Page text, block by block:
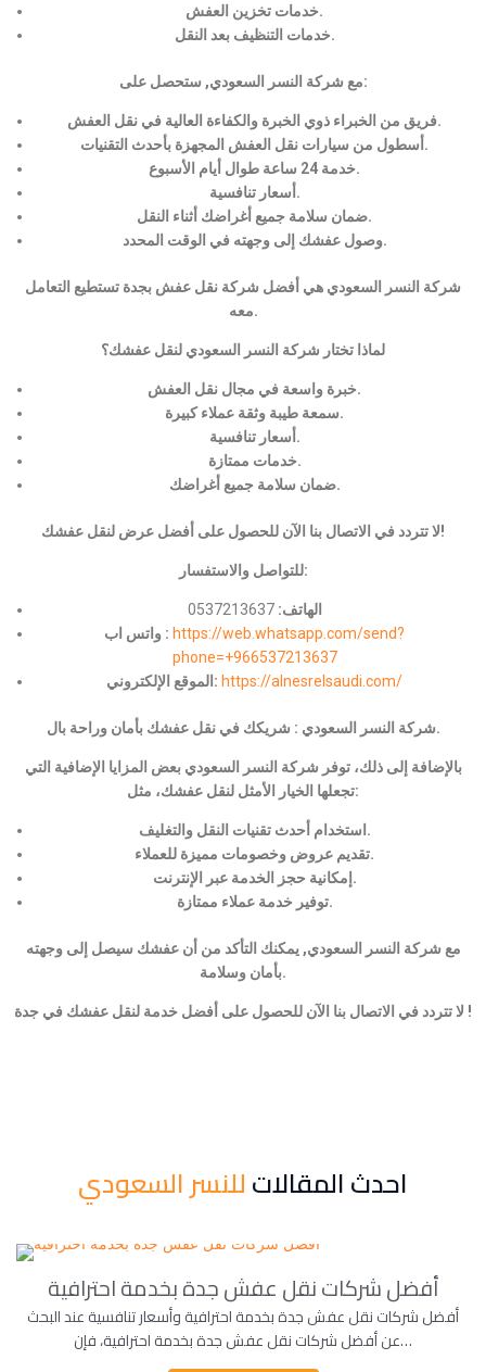
خدمات تخزين العفش.
خدمات التنظيف بعد النقل.
مع شركة النسر السعودي, ستحصل على:
فريق من الخبراء ذوي الخبرة والكفاءة العالية في نقل العفش.
أسطول من سيارات نقل العفش المجهزة بأحدث التقنيات.
خدمة 24 ساعة طوال أيام الأسبوع.
أسعار تنافسية.
ضمان سلامة جميع أغراضك أثناء النقل.
وصول عفشك إلى وجهته في الوقت المحدد.
شركة النسر السعودي هي أفضل شركة نقل عفش بجدة تستطيع التعامل
معه.
لماذا تختار شركة النسر السعودي لنقل عفشك؟
خبرة واسعة في مجال نقل العفش.
سمعة طيبة وثقة عملاء كبيرة.
أسعار تنافسية.
خدمات ممتازة.
ضمان سلامة جميع أغراضك.
لا تتردد في الاتصال بنا الآن للحصول على أفضل عرض لنقل عفشك!
للتواصل والاستفسار:
الهاتف: 0537213637
واتس اب : https://web.whatsapp.com/send?
phone=+966537213637
الموقع الإلكتروني: https://alnesrelsaudi.com/
شركة النسر السعودي : شريكك في نقل عفشك بأمان وراحة بال.
بالإضافة إلى ذلك، توفر شركة النسر السعودي بعض المزايا الإضافية التي
تجعلها الخيار الأمثل لنقل عفشك، مثل:
استخدام أحدث تقنيات النقل والتغليف.
تقديم عروض وخصومات مميزة للعملاء.
إمكانية حجز الخدمة عبر الإنترنت.
توفير خدمة عملاء ممتازة.
مع شركة النسر السعودي, يمكنك التأكد من أن عفشك سيصل إلى وجهته
بأمان وسلامة.
لا تتردد في الاتصال بنا الآن للحصول على أفضل خدمة لنقل عفشك في جدة !
احدث المقالاتللنسر السعودي
أفضل شركات نقل عفش جدة بخدمة احترافية
أفضل شركات نقل عفش جدة بخدمة احترافية وأسعار تنافسية عند البحث
عن أفضل شركات نقل عفش جدة بخدمة احترافية، فإن…